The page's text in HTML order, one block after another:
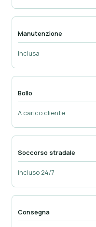
Manutenzione
Inclusa
Bollo
A carico cliente
Soccorso stradale
Incluso 24/7
Consegna